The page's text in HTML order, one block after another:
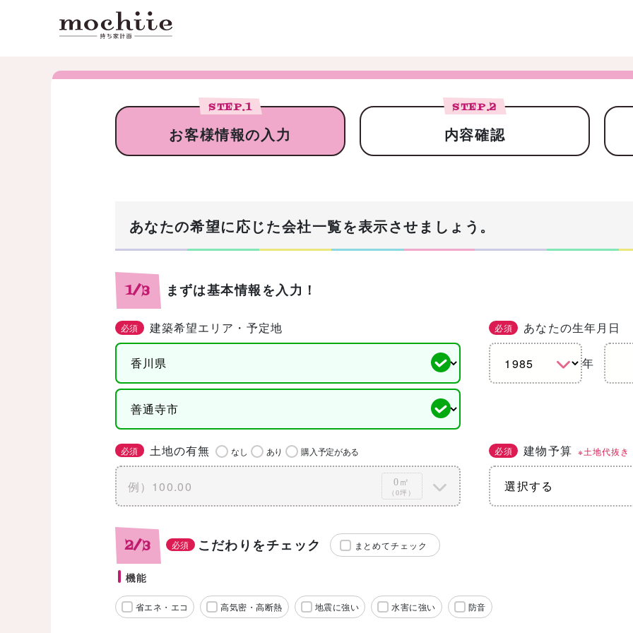
STEP.1
お客様情報の入力
STEP.2
内容確認
あなたの希望に応じた会社一覧を表示させましょう。
1/3 まずは基本情報を入力！
必須 建築希望エリア・予定地 必須 あなたの生年月日
年
必須 土地の有無 なし あり 購入予定がある
0㎡
（0坪）
必須 建物予算 ※土地代抜き
2/3 必須 こだわりをチェック まとめてチェック
機能
省エネ・エコ 高気密・高断熱 地震に強い 水害に強い 防音